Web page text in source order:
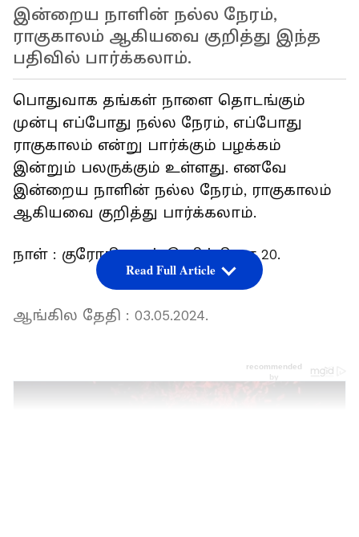
இன்றைய நாளின் நல்ல நேரம்,
ராகுகாலம் ஆகியவை குறித்து இந்த
பதிவில் பார்க்கலாம்.
பொதுவாக தங்கள் நாளை தொடங்கும்
முன்பு எப்போது நல்ல நேரம், எப்போது
ராகுகாலம் என்று பார்க்கும் பழக்கம்
இன்றும் பலருக்கும் உள்ளது. எனவே
இன்றைய நாளின் நல்ல நேரம், ராகுகாலம்
ஆகியவை குறித்து பார்க்கலாம்.
நாள் : குரோதி ஆண்டு, சித்திரை 20.
ஆங்கில தேதி : 03.05.2024.
Read Full Article